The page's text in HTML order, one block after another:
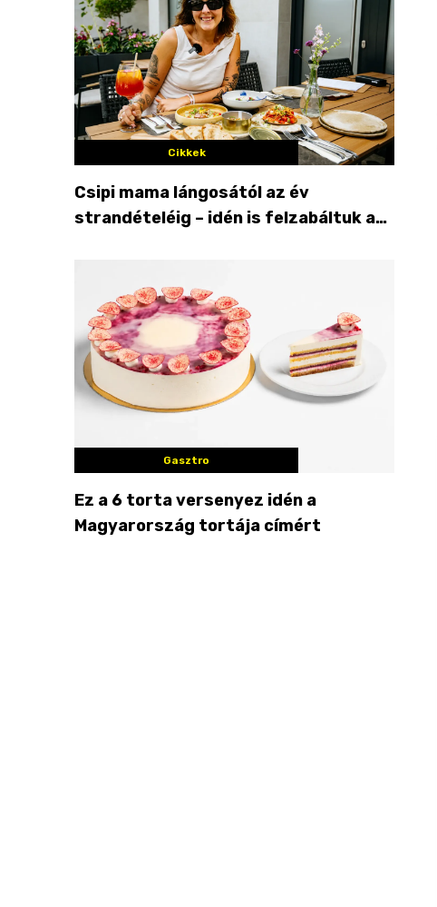
Cikkek
Csipi mama lángosától az év
strandételéig – idén is felzabáltuk a
Gasztro
Ez a 6 torta versenyez idén a
Magyarország tortája címért